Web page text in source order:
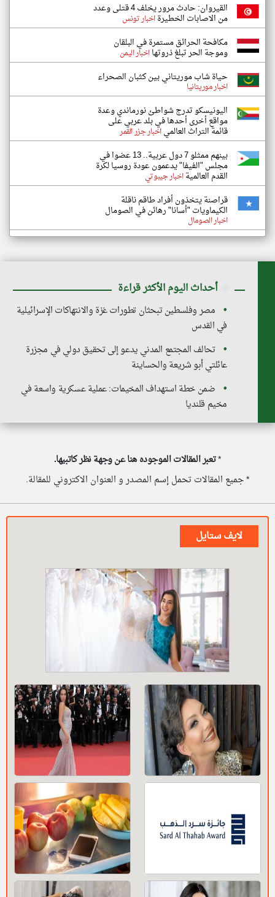
القيروان: حادث مرور يخلف 4 قتلى وعدد
من الاصابات الخطيرةاخبار تونس
مكافحة الحرائق مستمرة في البلقان
وموجة الحر تبلغ ذروتهااخبار اليمن
حياة شاب موريتاني بين كثبان الصحراء
اخبار موريتانيا
اليونيسكو تدرج شواطئ نورماندي وعدة
مواقع أخرى أحدها في بلد عربي على
قائمة التراث العالمياخبار جزر القمر
بينهم ممثلو 7 دول عربية.. 13 عضوا في
مجلس "الفيفا" يدعمون عودة روسيا لكرة
القدم العالميةاخبار جيبوتي
قراصنة يتخذون أفراد طاقم ناقلة
الكيماويات "أسانا" رهائن في الصومال
اخبار الصومال
أحداث اليوم الأكثر قراءة
مصر وفلسطين تبحثان تطورات غزة والانتهاكات الإسرائيلية
في القدس
تحالف المجتمع المدني يدعو إلى تحقيق دولي في مجزرة
عائلتي أبو شريعة والحساينة
ضمن خطة استهداف المخيمات: عملية عسكرية واسعة في
مخيم قلنديا
*تعبر المقالات الموجوده هنا عن وجهة نظر كاتبيها.
* جميع المقالات تحمل إسم المصدر و العنوان الاكتروني للمقالة.
لايف ستايل